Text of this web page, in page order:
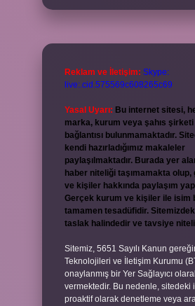
Reklam ve İletişim: Skype:
live:.cid.575569c608265c69
Yasal Uyarı: Bu internet sitesi,
marka, kurum veya şahıs
bağlantısı bulunmamaktadır.
kendi hazırladığımız makaleler
paylaşılmaktadır. Burada yer
haber niteliği taşımamakta
ve kişiler hakkında paylaşım
Gerçek kurum ve kişiler ile isim
tamamen tesadüfidir.
taslak halindedir ve tavsiye
Sitemiz, 5651 Sayılı Kanun
Teknolojileri ve İletişim Kurumu
onaylanmış bir Yer Sağlayıcı
vermektedir. Bu nedenle, sitedeki
proaktif olarak denetleme veya